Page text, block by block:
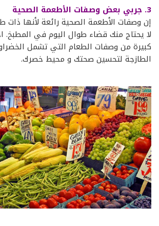
3. جربي بعض وصفات الأطعمة الصحية
إن وصفات الأطعمة الصحية رائعة لأنها ذات
لا يحتاج منك قضاء طوال اليوم في
كبيرة من وصفات الطعام التي تشمل
الطازجة لتحسين صحتك و محيط خصرك.